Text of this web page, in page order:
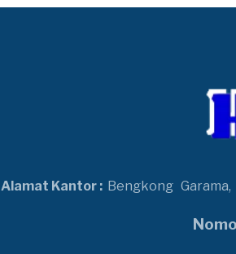
Alamat Kantor : Bengkong Garama,